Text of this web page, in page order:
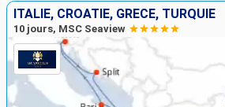
ITALIE, CROATIE, GRÈCE, TURQUIE
10 jours, MSC Seaview